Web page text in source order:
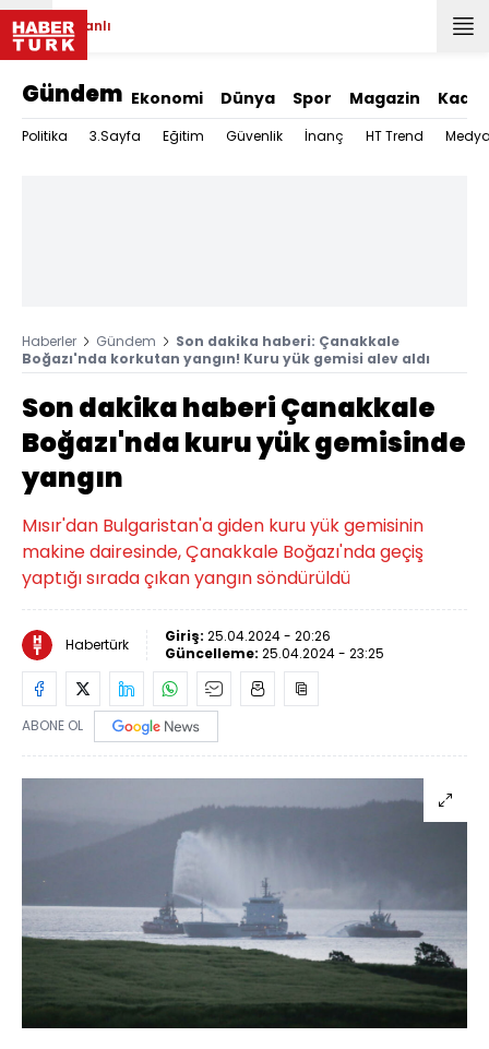
Canlı
Gündem Ekonomi Dünya Spor Magazin Kadın
Politika 3.Sayfa Eğitim Güvenlik İnanç HT Trend
Haberler Gündem
Son dakika haberi: Çanakkale
Boğazı'nda korkutan yangın! Kuru yük gemisi alev aldı
Son dakika haberi Çanakkale
Boğazı'nda kuru yük gemisinde
yangın
Mısır'dan Bulgaristan'a giden kuru yük gemisinin
makine dairesinde, Çanakkale Boğazı'nda geçiş
yaptığı sırada çıkan yangın söndürüldü
Habertürk Giriş: 25.04.2024 - 20:26
Güncelleme: 25.04.2024 - 23:25
ABONE OL